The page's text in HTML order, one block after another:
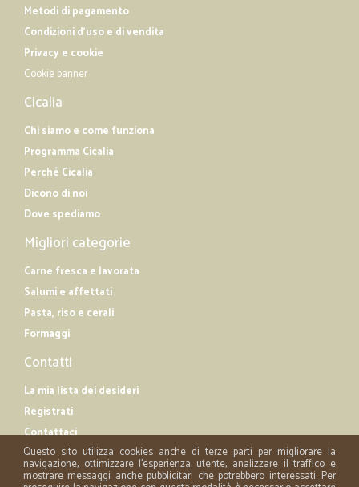
Metodi di pagamento
Condizioni d'uso e di vendita
Privacy e cookie
Cookie banner
Cicalia
Chi siamo e come funziona
Programma Cicalia
Perché Cicalia
Dicono di noi
Dove spediamo
Migliori categorie
Carne fresca e lavorata
Salumi e affettati
Pasta, riso e cerali
Formaggi
Contatti
La mia lista dei desideri
Registrati
Contattaci
Questo sito utilizza cookies anche di terze parti per migliorare la
navigazione, ottimizzare l'esperienza utente, analizzare il traffico e
mostrare messaggi anche pubblicitari che potrebbero interessati. Per